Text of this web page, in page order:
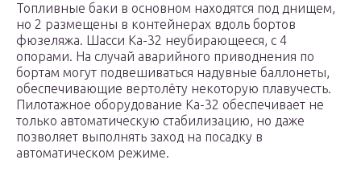
Топливные баки в основном находятся под днищем,
но 2 размещены в контейнерах вдоль бортов
фюзеляжа. Шасси Ка-32 неубирающееся, с 4
опорами. На случай аварийного приводнения по
бортам могут подвешиваться надувные баллонеты,
обеспечивающие вертолёту некоторую плавучесть.
Пилотажное оборудование Ка-32 обеспечивает не
только автоматическую стабилизацию, но даже
позволяет выполнять заход на посадку в
автоматическом режиме.